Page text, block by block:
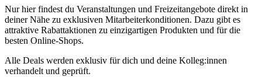
Nur hier findest du Veranstaltungen und Freizeitangebote direkt in
deiner Nähe zu exklusiven Mitarbeiterkonditionen. Dazu gibt es
attraktive Rabattaktionen zu einzigartigen Produkten und für die
besten Online-Shops.
Alle Deals werden exklusiv für dich und deine Kolleg:innen
verhandelt und geprüft.